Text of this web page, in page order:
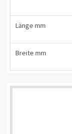
Länge mm
Breite mm